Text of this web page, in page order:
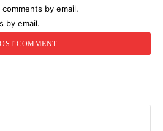
by email.
by email.